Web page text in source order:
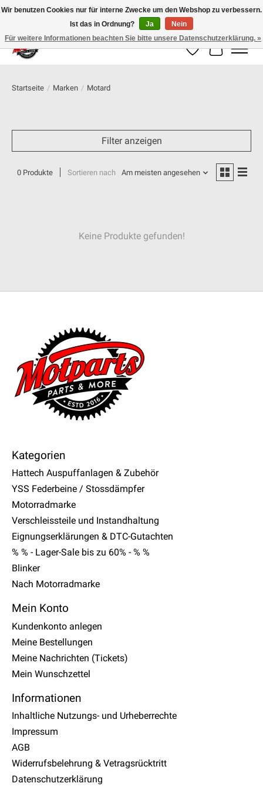
100% schweizer Onlineshop für Dein Motorrad
Wunschzettel
Ihr
Startseite / Marken / Motard
Filter anzeigen
0 Produkte Sortieren nach Am meisten angesehen
Keine Produkte gefunden!
Kategorien
Hattech Auspuffanlagen & Zubehör
YSS Federbeine / Stossdämpfer
Motorradmarke
Verschleissteile und Instandhaltung
Eignungserklärungen & DTC-Gutachten
% % - Lager-Sale bis zu 60% - % %
Blinker
Nach Motorradmarke
Mein Konto
Kundenkonto anlegen
Meine Bestellungen
Meine Nachrichten (Tickets)
Mein Wunschzettel
Informationen
Inhaltliche Nutzungs- und Urheberrechte
Impressum
AGB
Widerrufsbelehrung & Vetragsrücktritt
Datenschutzerklärung
Wir benutzen Cookies nur für interne Zwecke um den Webshop zu verbessern.
Ist das in Ordnung?
Ja
Nein
Für weitere Informationen beachten Sie bitte unsere Datenschutzerklärung. »